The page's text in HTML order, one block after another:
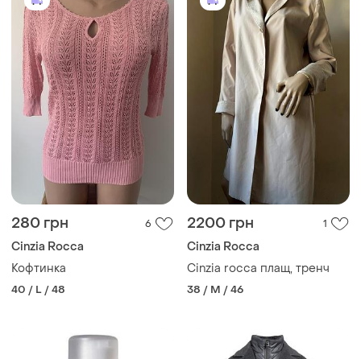
280 грн 6
Cinzia Rocca
Кофтинка
40 / L / 48
2200 грн 1
Cinzia Rocca
Cinzia rocca плащ, тренч
38 / M / 46